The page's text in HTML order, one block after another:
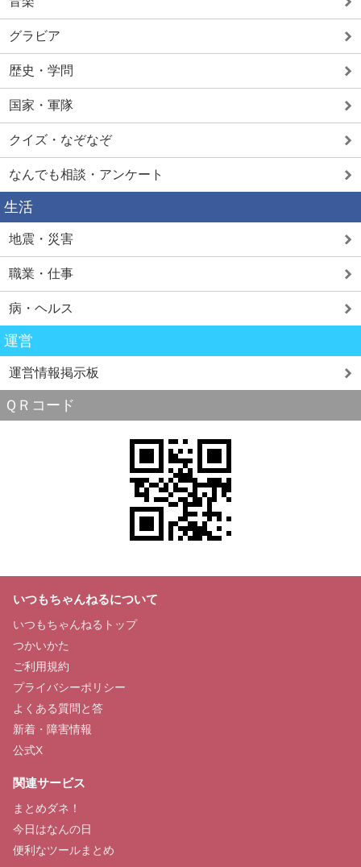
グラビア
歴史・学問
国家・軍隊
クイズ・なぞなぞ
なんでも相談・アンケート
生活
地震・災害
職業・仕事
病・ヘルス
運営
運営情報掲示板
ＱＲコード
いつもちゃんねるについて
いつもちゃんねるトップ
つかいかた
ご利用規約
プライバシーポリシー
よくある質問と答
新着・障害情報
公式X
関連サービス
まとめダネ！
今日はなんの日
便利なツールまとめ